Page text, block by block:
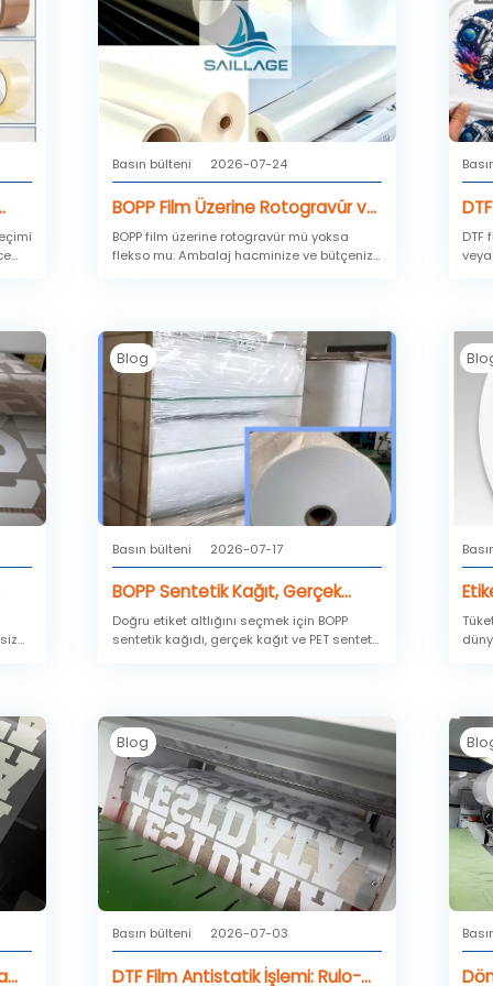
Basın bülteni 2026-07-24
BOPP Film Üzerine Rotogravür ve
Flekso Baskı: Baskı Kalitesi, Baskı
Adedi ve Maliyet Karşılaştırması
BOPP film üzerine rotogravür mü yoksa
flekso mu: Ambalaj hacminize ve bütçenize
DTF
Blog
Basın bülteni 2026-07-17
BOPP Sentetik Kağıt, Gerçek
Kağıt ve PET Sentetik Kağıt
Karşılaştırması
Doğru etiket altlığını seçmek için BOPP
sentetik kağıdı, gerçek kağıt ve PET sentetik
fiyat
Blog
Basın bülteni 2026-07-03
DTF Film Antistatik İşlemi: Rulo-